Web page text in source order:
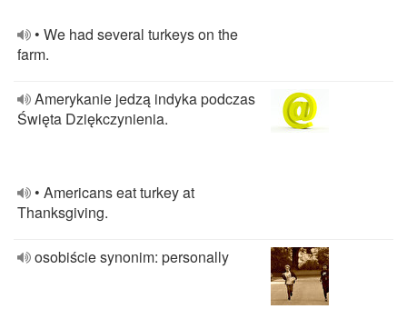
• We had several turkeys on the
farm.
Amerykanie jedzą indyka podczas
Święta Dziękczynienia.
• Americans eat turkey at
Thanksgiving.
osobiście synonim: personally